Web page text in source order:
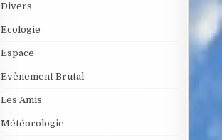
Divers
Ecologie
Espace
Evènement Brutal
Les Amis
Météorologie